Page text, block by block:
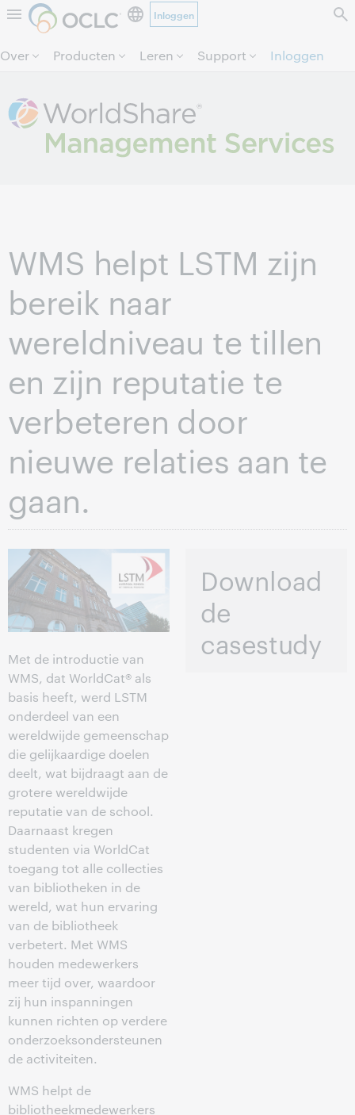
Direct door naar pagina.
Inloggen
Over Producten Leren Support Inloggen
WMS helpt LSTM zijn
bereik naar
wereldniveau te tillen
en zijn reputatie te
verbeteren door
nieuwe relaties aan te
gaan.
Met de introductie van
WMS, dat WorldCat® als
basis heeft, werd LSTM
onderdeel van een
wereldwijde gemeenschap
die gelijkaardige doelen
deelt, wat bijdraagt aan de
grotere wereldwijde
reputatie van de school.
Daarnaast kregen
studenten via WorldCat
toegang tot alle collecties
van bibliotheken in de
wereld, wat hun ervaring
van de bibliotheek
verbetert. Met WMS
houden medewerkers
meer tijd over, waardoor
zij hun inspanningen
kunnen richten op verdere
onderzoeksondersteunen
de activiteiten.
WMS helpt de
bibliotheekmedewerkers
Download
de
casestudy